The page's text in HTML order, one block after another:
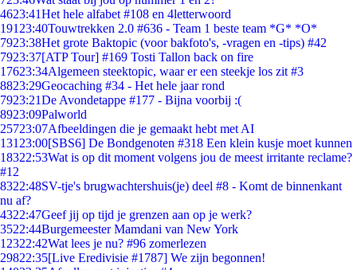
4623:41Het hele alfabet #108 en 4letterwoord
191 23:40Touwtrekken 2.0 #636 - Team 1 beste team *G* *O*
7923:38Het grote Baktopic (voor bakfoto's, -vragen en -tips) #42
7923:37[ATP Tour] #169 Tosti Tallon back on fire
17623:34Algemeen steektopic, waar er een steekje los zit #3
8823:29Geocaching #34 - Het hele jaar rond
7923:21De Avondetappe #177 - Bijna voorbij :(
8923:09Palworld
25723:07Afbeeldingen die je gemaakt hebt met AI
131 23:00[SBS6] De Bondgenoten #318 Een klein kusje moet kunnen
18322:53Wat is op dit moment volgens jou de meest irritante reclame?
#12
8322:48SV-tje's brugwachtershuis(je) deel #8 - Komt de binnenkant
nu af?
4322:47Geef jij op tijd je grenzen aan op je werk?
3522:44Burgemeester Mamdani van New York
12322:42Wat lees je nu? #96 zomerlezen
29822:35[Live Eredivisie #1787] We zijn begonnen!